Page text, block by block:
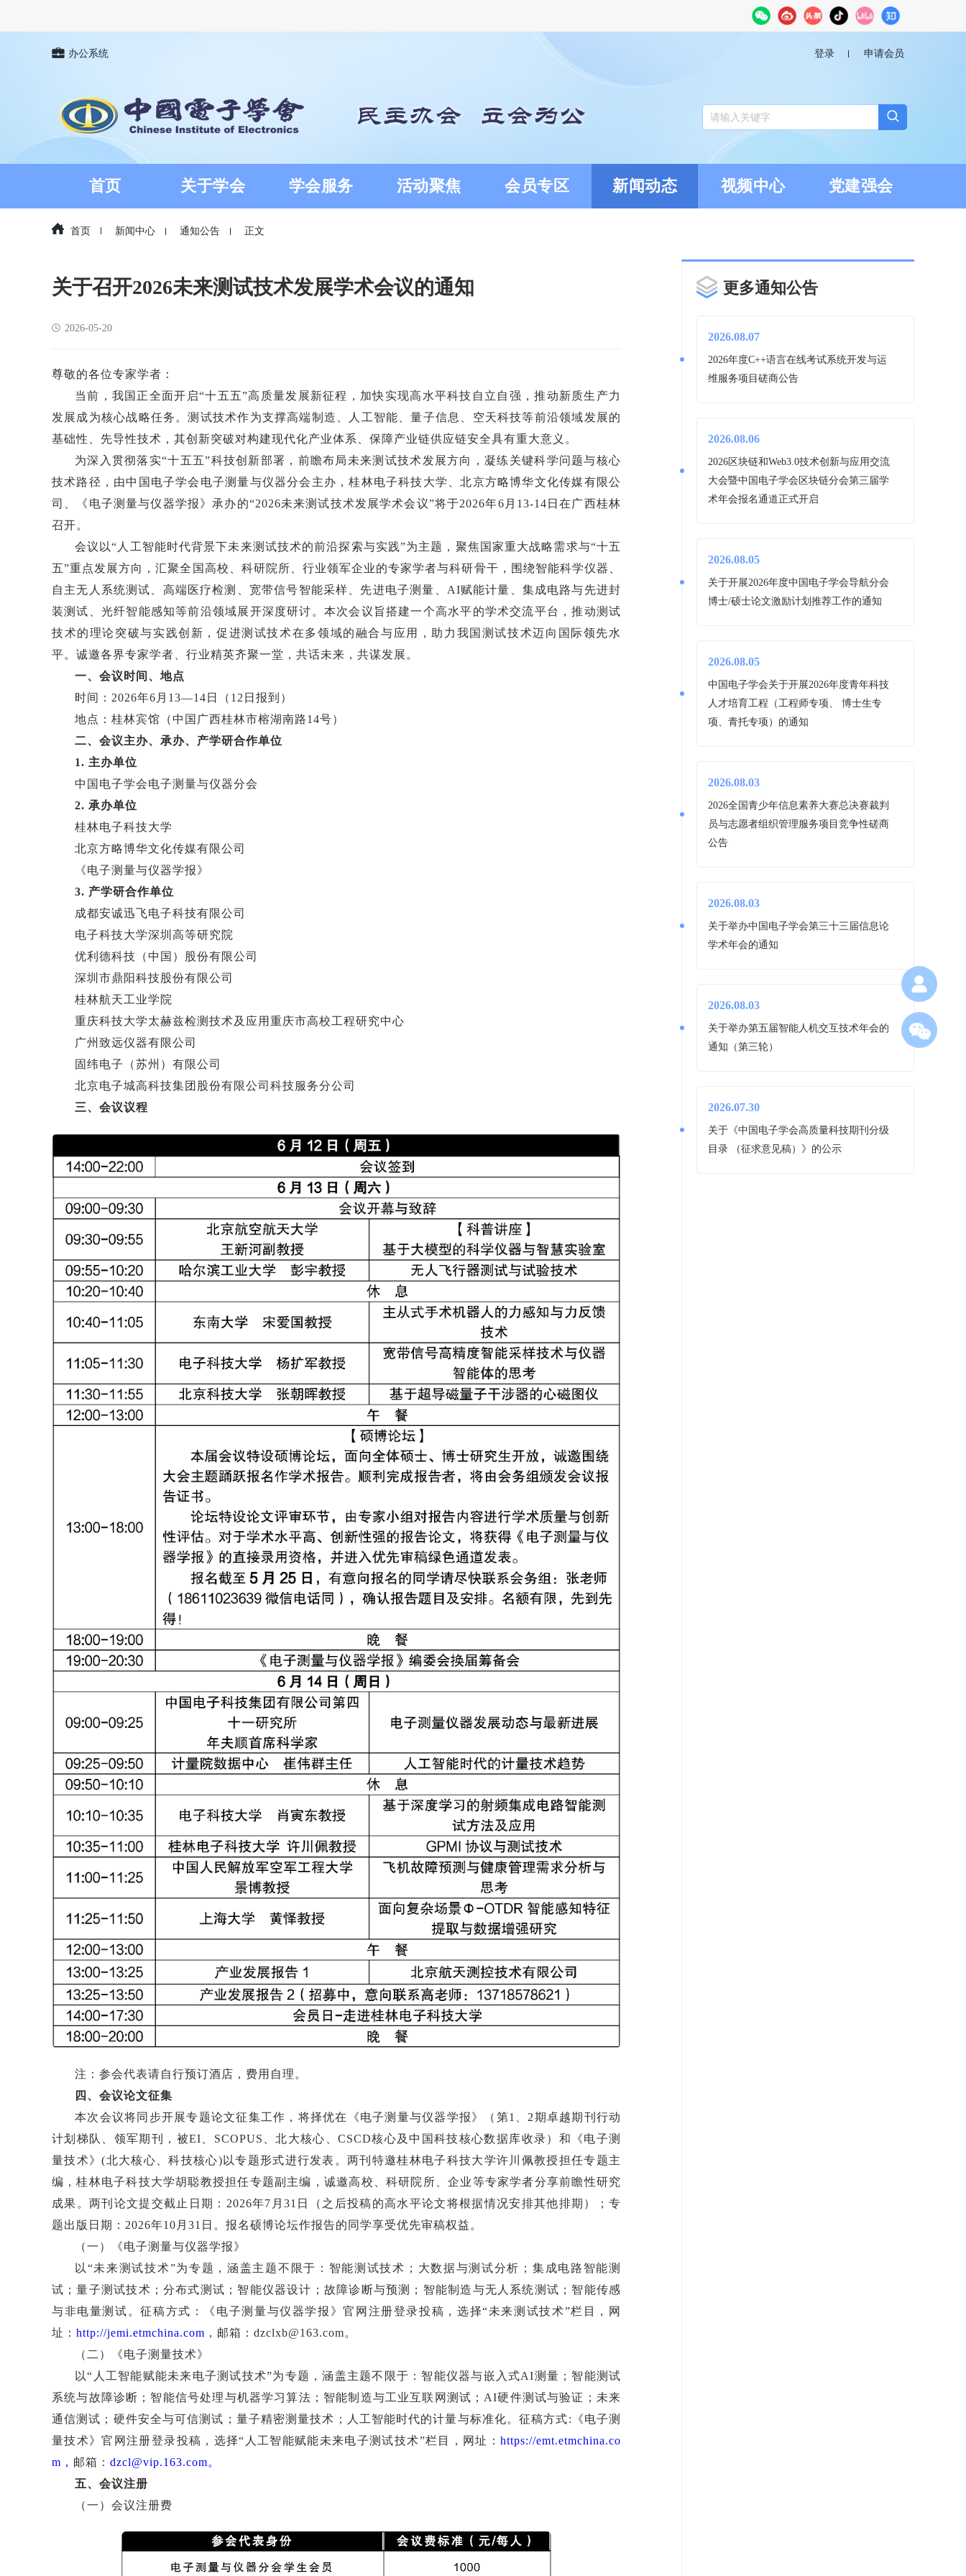
办公系统 登录 申请会员
首页 关于学会 学会服务 活动聚焦 会员专区 新闻动态 视频中心 党建强会
首页 新闻中心 通知公告 正文
关于召开2026未来测试技术发展学术会议的通知
2026-05-20
尊敬的各位专家学者：
当前，我国正全面开启“十五五”高质量发展新征程，加快实现高水平科技自立自强，推动新质生产力
发展成为核心战略任务。测试技术作为支撑高端制造、人工智能、量子信息、空天科技等前沿领域发展的
基础性、先导性技术，其创新突破对构建现代化产业体系、保障产业链供应链安全具有重大意义。
为深入贯彻落实“十五五”科技创新部署，前瞻布局未来测试技术发展方向，凝练关键科学问题与核心
技术路径，由中国电子学会电子测量与仪器分会主办，桂林电子科技大学、北京方略博华文化传媒有限公
司、《电子测量与仪器学报》承办的“2026未来测试技术发展学术会议”将于2026年6月13-14日在广西桂林
召开。
会议以“人工智能时代背景下未来测试技术的前沿探索与实践”为主题，聚焦国家重大战略需求与“十五
五”重点发展方向，汇聚全国高校、科研院所、行业领军企业的专家学者与科研骨干，围绕智能科学仪器、
自主无人系统测试、高端医疗检测、宽带信号智能采样、先进电子测量、AI赋能计量、集成电路与先进封
装测试、光纤智能感知等前沿领域展开深度研讨。本次会议旨搭建一个高水平的学术交流平台，推动测试
技术的理论突破与实践创新，促进测试技术在多领域的融合与应用，助力我国测试技术迈向国际领先水
平。诚邀各界专家学者、行业精英齐聚一堂，共话未来，共谋发展。
一、会议时间、地点
时间：2026年6月13—14日（12日报到）
地点：桂林宾馆（中国广西桂林市榕湖南路14号）
二、会议主办、承办、产学研合作单位
1. 主办单位
中国电子学会电子测量与仪器分会
2. 承办单位
桂林电子科技大学
北京方略博华文化传媒有限公司
《电子测量与仪器学报》
3. 产学研合作单位
成都安诚迅飞电子科技有限公司
电子科技大学深圳高等研究院
优利德科技（中国）股份有限公司
深圳市鼎阳科技股份有限公司
桂林航天工业学院
重庆科技大学太赫兹检测技术及应用重庆市高校工程研究中心
广州致远仪器有限公司
固纬电子（苏州）有限公司
北京电子城高科技集团股份有限公司科技服务分公司
三、会议议程
注：参会代表请自行预订酒店，费用自理。
四、会议论文征集
本次会议将同步开展专题论文征集工作，将择优在《电子测量与仪器学报》（第1、2期卓越期刊行动
计划梯队、领军期刊，被EI、SCOPUS、北大核心、CSCD核心及中国科技核心数据库收录）和《电子测
量技术》(北大核心、科技核心)以专题形式进行发表。两刊特邀桂林电子科技大学许川佩教授担任专题主
编，桂林电子科技大学胡聪教授担任专题副主编，诚邀高校、科研院所、企业等专家学者分享前瞻性研究
成果。两刊论文提交截止日期：2026年7月31日（之后投稿的高水平论文将根据情况安排其他排期）；专
题出版日期：2026年10月31日。报名硕博论坛作报告的同学享受优先审稿权益。
（一）《电子测量与仪器学报》
以“未来测试技术”为专题，涵盖主题不限于：智能测试技术；大数据与测试分析；集成电路智能测
试；量子测试技术；分布式测试；智能仪器设计；故障诊断与预测；智能制造与无人系统测试；智能传感
与非电量测试。征稿方式：《电子测量与仪器学报》官网注册登录投稿，选择“未来测试技术”栏目，网
址： http://jemi.etmchina.com ，邮箱：dzclxb@163.com。
（二）《电子测量技术》
以“人工智能赋能未来电子测试技术”为专题，涵盖主题不限于：智能仪器与嵌入式AI测量；智能测试
系统与故障诊断；智能信号处理与机器学习算法；智能制造与工业互联网测试；AI硬件测试与验证；未来
通信测试；硬件安全与可信测试；量子精密测量技术；人工智能时代的计量与标准化。征稿方式:《电子测
量技术》官网注册登录投稿，选择“人工智能赋能未来电子测试技术”栏目，网址： https://emt.etmchina.co
m， 邮箱： dzcl@vip.163.com。
五、会议注册
（一）会议注册费
更多通知公告
2026.08.07
2026年度C++语言在线考试系统开发与运
维服务项目磋商公告
2026.08.06
2026区块链和Web3.0技术创新与应用交流
大会暨中国电子学会区块链分会第三届学
术年会报名通道正式开启
2026.08.05
关于开展2026年度中国电子学会导航分会
博士/硕士论文激励计划推荐工作的通知
2026.08.05
中国电子学会关于开展2026年度青年科技
人才培育工程（工程师专项、 博士生专
项、青托专项）的通知
2026.08.03
2026全国青少年信息素养大赛总决赛裁判
员与志愿者组织管理服务项目竞争性磋商
公告
2026.08.03
关于举办中国电子学会第三十三届信息论
学术年会的通知
2026.08.03
关于举办第五届智能人机交互技术年会的
通知（第三轮）
2026.07.30
关于《中国电子学会高质量科技期刊分级
目录 （征求意见稿）》的公示